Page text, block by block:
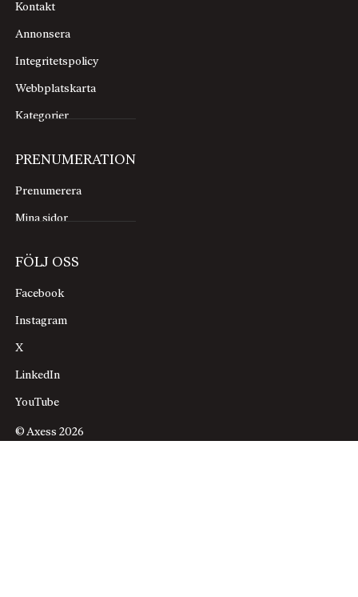
Kontakt
Annonsera
Integritetspolicy
Webbplatskarta
Kategorier
PRENUMERATION
Prenumerera
Mina sidor
FÖLJ OSS
Facebook
Instagram
X
LinkedIn
YouTube
© Axess 2026